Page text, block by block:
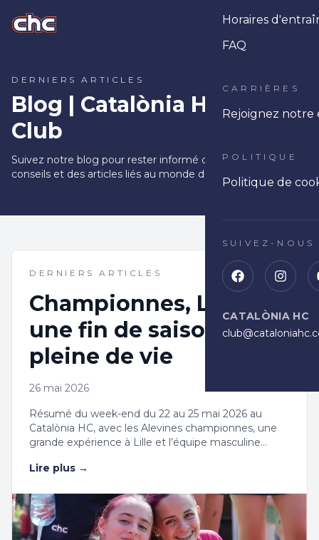
Horaires
FAQ
CARRIÈRES
Rejoignez notre
POLITIQUE
Politique de
SUIVEZ-NOUS
CATALÒNIA HC
DERNIERS ARTICLES
Blog | Catalònia Hoquei
Club
Suivez notre blog pour rester informé des actualités, des
conseils et des articles liés au monde du hockey sur gazon.
DERNIERS ARTICLES
Championnes, Lille et
une fin de saison
pleine de vie
26 mai 2026
Résumé du week-end du 22 au 25 mai 2026 au
Catalònia HC, avec les Alevines championnes, une
grande expérience à Lille et l’équipe masculine
Lire plus →